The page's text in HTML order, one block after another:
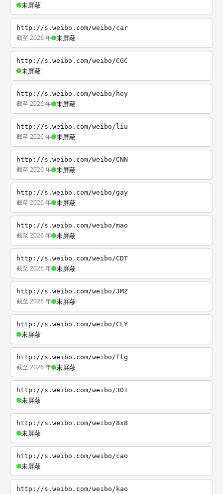
未屏蔽
http://s.weibo.com/weibo/car
截至 2026 年 未屏蔽
http://s.weibo.com/weibo/CGC
未屏蔽
http://s.weibo.com/weibo/hey
截至 2026 年 未屏蔽
http://s.weibo.com/weibo/liu
截至 2026 年 未屏蔽
http://s.weibo.com/weibo/CNN
截至 2026 年 未屏蔽
http://s.weibo.com/weibo/gay
截至 2026 年 未屏蔽
http://s.weibo.com/weibo/mao
截至 2026 年 未屏蔽
http://s.weibo.com/weibo/CDT
截至 2026 年 未屏蔽
http://s.weibo.com/weibo/JMZ
截至 2026 年 未屏蔽
http://s.weibo.com/weibo/CLY
未屏蔽
http://s.weibo.com/weibo/flg
截至 2026 年 未屏蔽
http://s.weibo.com/weibo/301
未屏蔽
http://s.weibo.com/weibo/8x8
未屏蔽
http://s.weibo.com/weibo/cao
未屏蔽
http://s.weibo.com/weibo/kao